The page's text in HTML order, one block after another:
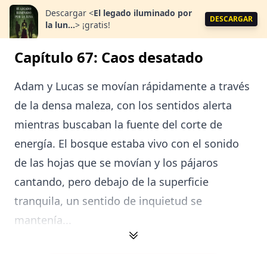
Descargar <El legado iluminado por
la lun...> ¡gratis!
DESCARGAR
Capítulo 67: Caos desatado
Adam y Lucas se movían rápidamente a través
de la densa maleza, con los sentidos alerta
mientras buscaban la fuente del corte de
energía. El bosque estaba vivo con el sonido
de las hojas que se movían y los pájaros
cantando, pero debajo de la superficie
tranquila, un sentido de inquietud se
mantenía...